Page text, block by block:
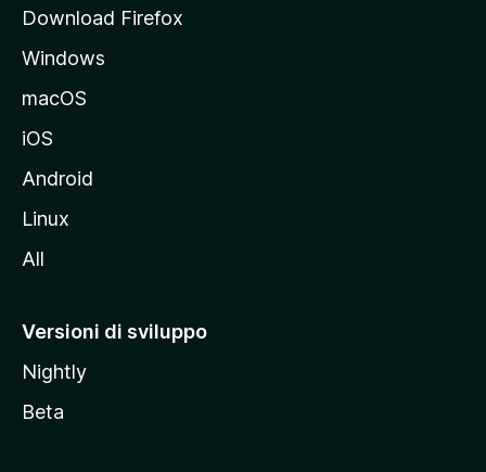
a
l
e
l
t
M
z
i
Download Firefox
Windows
macOS
iOS
Android
Linux
All
Versioni di sviluppo
Nightly
Beta